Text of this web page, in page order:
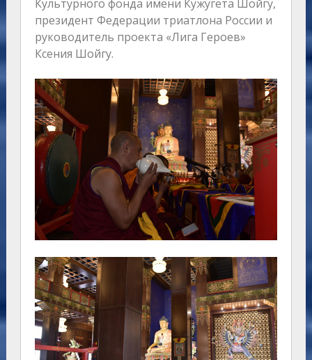
Культурного фонда имени Кужугета Шойгу,
президент Федерации триатлона России и
руководитель проекта «Лига Героев»
Ксения Шойгу.